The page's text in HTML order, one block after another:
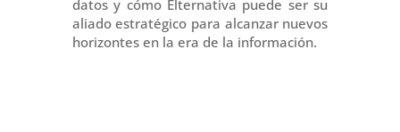
datos y cómo Elternativa puede ser su
aliado estratégico para alcanzar nuevos
horizontes en la era de la información.